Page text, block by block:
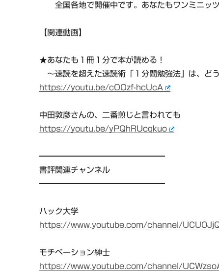
全国各地で開催中です。あなたもワンミニッツ
【関連動画】
★あなたも１冊１分で本が読める！
〜速読を超えた速読術「１分間勉強法」は、ど
https://youtu.be/cOOzf-hcUcA
中田敦彦さんの、二番煎じと言われても
https://youtu.be/yPQhRUcqkuo
━━━━━━━━━━━━━━━━
書評関連チャンネル
━━━━━━━━━━━━━━━━
ハック大学
https://www.youtube.com/channel/
モチベーション紳士
https://www.youtube.com/channel/